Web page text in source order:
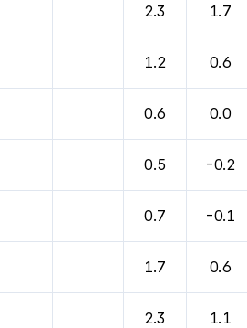
2.3 1.7
1.2 0.6
0.6 0.0
0.5 -0.2
0.7 -0.1
1.7 0.6
2.3 1.1